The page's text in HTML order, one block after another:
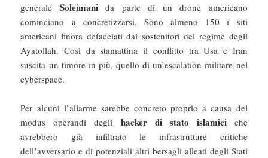
generale Soleimanida parte di un drone americano
cominciano a concretizzarsi. Sono almeno 150 i siti
americani finora defacciati dai sostenitori del regime degli
Ayatollah. Così da stamattina il conflitto tra Usa e Iran
suscita un timore in più, quello di un’escalation militare nel
cyberspace.
Per alcuni l’allarme sarebbe concreto proprio a causa del
modus operandi degli hacker di stato islamiciche
avrebbero già infiltrato le infrastrutture critiche
dell’avversario e di potenziali altri bersagli alleati degli Stati